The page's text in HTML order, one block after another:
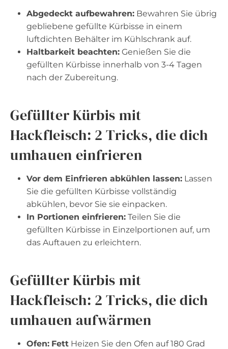
Abgedeckt aufbewahren: Bewahren Sie übrig
gebliebene gefüllte Kürbisse in einem
luftdichten Behälter im Kühlschrank auf.
Haltbarkeit beachten: Genießen Sie die
gefüllten Kürbisse innerhalb von 3-4 Tagen
nach der Zubereitung.
Gefüllter Kürbis mit
Hackfleisch: 2 Tricks, die dich
umhauen einfrieren
Vor dem Einfrieren abkühlen lassen: Lassen
Sie die gefüllten Kürbisse vollständig
abkühlen, bevor Sie sie einpacken.
In Portionen einfrieren: Teilen Sie die
gefüllten Kürbisse in Einzelportionen auf, um
das Auftauen zu erleichtern.
Gefüllter Kürbis mit
Hackfleisch: 2 Tricks, die dich
umhauen aufwärmen
Ofen: Fett Heizen Sie den Ofen auf 180 Grad